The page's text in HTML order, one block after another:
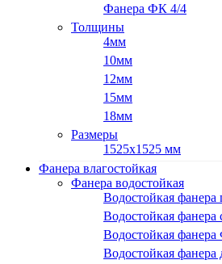
Фанера ФК 4/4
Толщины
4мм
10мм
12мм
15мм
18мм
Размеры
1525х1525 мм
Фанера влагостойкая
Фанера водостойкая
Водостойкая фанера
Водостойкая фанера
Водостойкая
Водостойкая фанера